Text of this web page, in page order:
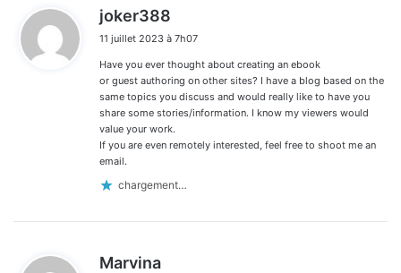
joker388
t
:
11 juillet 2023 à 7h07
Have you ever thought about creating an ebook
or guest authoring on other sites? I have a blog based on the
same topics you discuss and would really like to have you
share some stories/information. I know my viewers would
value your work.
If you are even remotely interested, feel free to shoot me an
email.
chargement…
Marvina